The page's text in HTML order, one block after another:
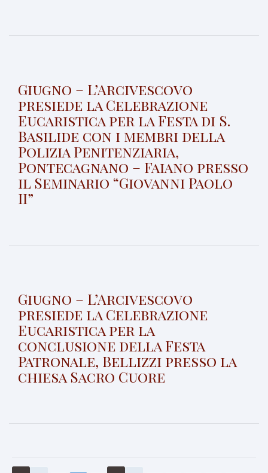
Giugno – L’Arcivescovo
presiede la Celebrazione
Eucaristica per la Festa di S.
Basilide con i membri della
Polizia Penitenziaria,
Pontecagnano – Faiano presso
il Seminario “Giovanni Paolo
II”
Giugno – L’Arcivescovo
presiede la Celebrazione
Eucaristica per la
conclusione della Festa
Patronale, Bellizzi presso la
chiesa Sacro Cuore